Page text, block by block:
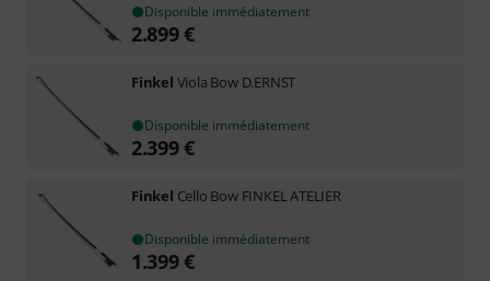
Disponible immédiatement
2.899€
Finkel Viola Bow D.ERNST
Disponible immédiatement
2.399€
Finkel Cello Bow FINKEL ATELIER
Disponible immédiatement
1.399€